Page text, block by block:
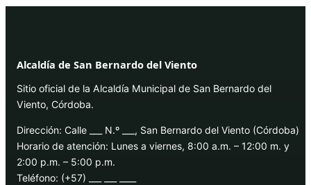
Alcaldía de San Bernardo del Viento
Sitio oficial de la Alcaldía Municipal de San Bernardo del
Viento, Córdoba.
Dirección: Calle ___ N.º ___, San Bernardo del Viento (Córdoba)
Horario de atención: Lunes a viernes, 8:00 a.m. – 12:00 m. y
2:00 p.m. – 5:00 p.m.
Teléfono: (+57) ___ ___ ____